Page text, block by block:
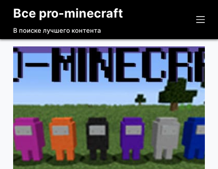
П
р
е
у
т
Все pro-minecraft
В поиске лучшего контента